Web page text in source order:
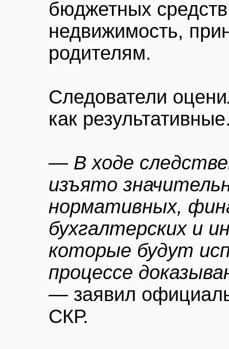
бюджетных
недвижимость,
родителям.
Следователи
как
— В ходе
изъято
нормативных,
бухгалтерских и
которые будут
процессе
— заявил
СКР.